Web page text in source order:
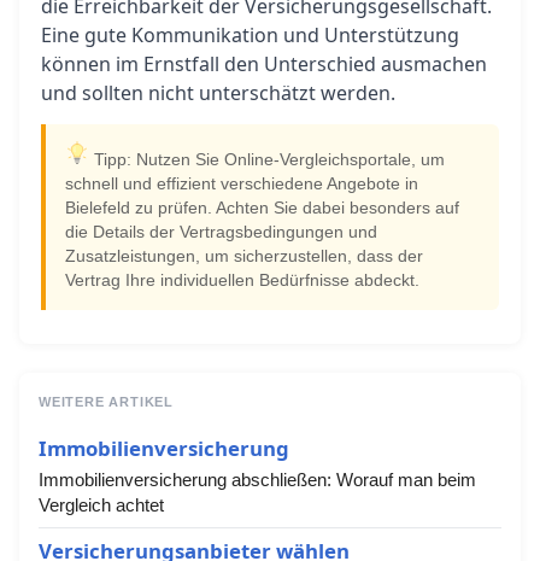
die Erreichbarkeit der Versicherungsgesellschaft.
Eine gute Kommunikation und Unterstützung
können im Ernstfall den Unterschied ausmachen
und sollten nicht unterschätzt werden.
Tipp: Nutzen Sie Online-Vergleichsportale, um
schnell und effizient verschiedene Angebote in
Bielefeld zu prüfen. Achten Sie dabei besonders auf
die Details der Vertragsbedingungen und
Zusatzleistungen, um sicherzustellen, dass der
Vertrag Ihre individuellen Bedürfnisse abdeckt.
WEITERE ARTIKEL
Immobilienversicherung
Immobilienversicherung abschließen: Worauf man beim
Vergleich achtet
Versicherungsanbieter wählen